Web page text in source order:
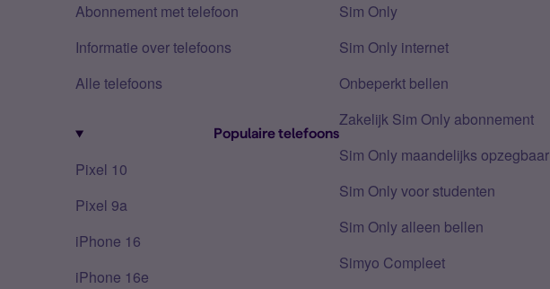
Abonnement met telefoon
Informatie over telefoons
Alle telefoons
Populaire telefoons
Pixel 10
Pixel 9a
iPhone 16
iPhone 16e
Sim Only
Sim Only internet
Onbeperkt bellen
Zakelijk Sim Only abonnement
Sim Only maandelijks opzegbaar
Sim Only voor studenten
Sim Only alleen bellen
Simyo Compleet